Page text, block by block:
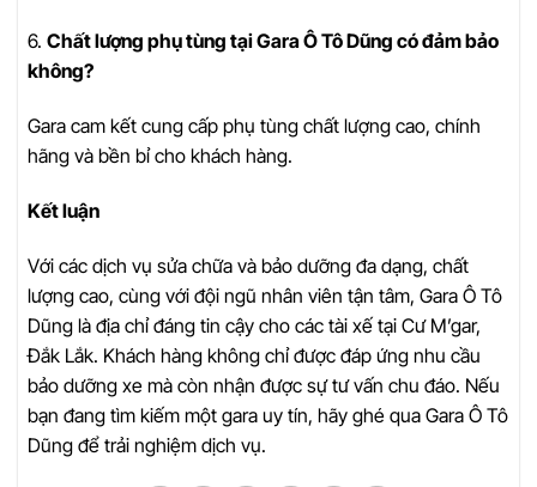
6. Chất lượng phụ tùng tại Gara Ô Tô Dũng có đảm bảo
không?
Gara cam kết cung cấp phụ tùng chất lượng cao, chính
hãng và bền bỉ cho khách hàng.
Kết luận
Với các dịch vụ sửa chữa và bảo dưỡng đa dạng, chất
lượng cao, cùng với đội ngũ nhân viên tận tâm, Gara Ô Tô
Dũng là địa chỉ đáng tin cậy cho các tài xế tại Cư M’gar,
Đắk Lắk. Khách hàng không chỉ được đáp ứng nhu cầu
bảo dưỡng xe mà còn nhận được sự tư vấn chu đáo. Nếu
bạn đang tìm kiếm một gara uy tín, hãy ghé qua Gara Ô Tô
Dũng để trải nghiệm dịch vụ.